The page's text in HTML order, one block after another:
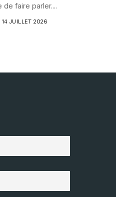
de faire parler....
14 JUILLET 2026